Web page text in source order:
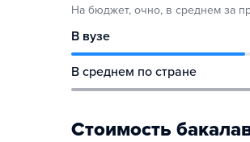
На бюджет, очно, в среднем за
В вузе
В среднем по стране
Стоимость